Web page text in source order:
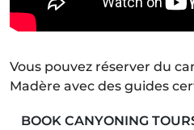
Vous pouvez réserver du
Madère avec des guides
BOOK CANYONING